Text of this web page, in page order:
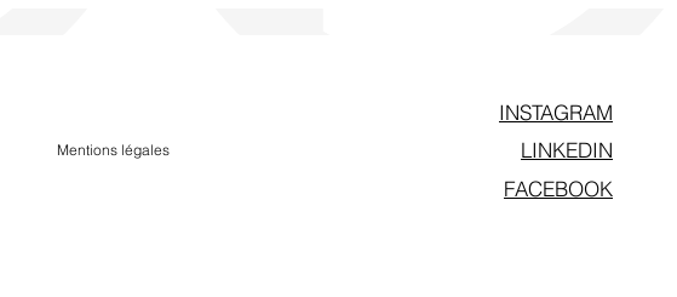
Mentions légales
INSTAGRAM
LINKEDIN
FACEBOOK